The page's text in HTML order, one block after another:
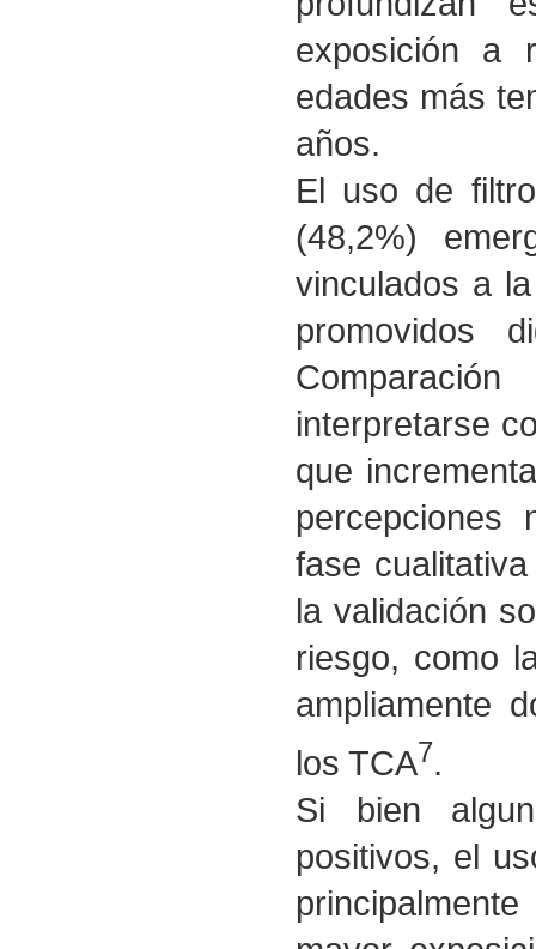
exposición a
edades más
años.
El uso de
(48,2%)
vinculados a
promovidos
interpretarse
que
percepciones
fase
la validación
riesgo, como
ampliamente
los TCA7.
Si bien
positivos, el